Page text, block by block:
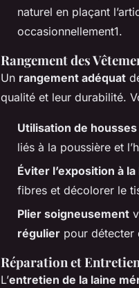
naturel en plaçant
occasionnellement1.
Rangement des
Un rangement adéquat
qualité et leur durabilité.
Utilisation de
liés à la poussière et
Éviter l’exposition à
fibres et décolorer le
Plier soigneusement
régulier pour détecter
Réparation et
L’entretien de la laine